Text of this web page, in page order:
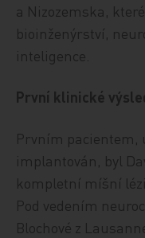
a Nizozemska,
bioinženýrství,
inteligence.
První klinické
Prvním pacientem,
implantován, byl
kompletní míšní
Pod vedením
Blochové z